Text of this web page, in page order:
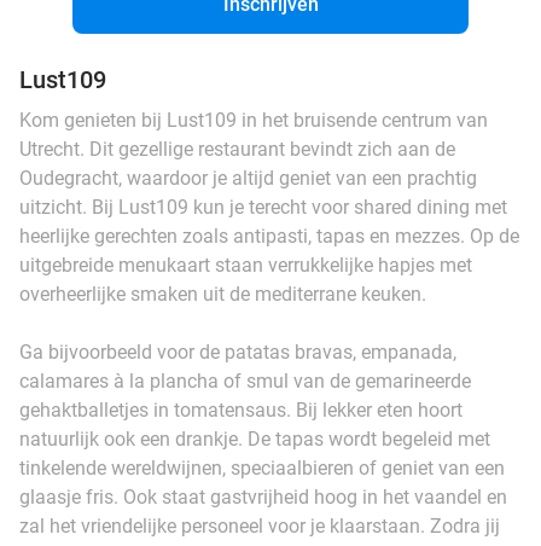
Lust109
Kom genieten bij Lust109 in het bruisende centrum van
Utrecht. Dit gezellige restaurant bevindt zich aan de
Oudegracht, waardoor je altijd geniet van een prachtig
uitzicht. Bij Lust109 kun je terecht voor shared dining met
heerlijke gerechten zoals antipasti, tapas en mezzes. Op de
uitgebreide menukaart staan verrukkelijke hapjes met
overheerlijke smaken uit de mediterrane keuken.
Ga bijvoorbeeld voor de patatas bravas, empanada,
calamares à la plancha of smul van de gemarineerde
gehaktballetjes in tomatensaus. Bij lekker eten hoort
natuurlijk ook een drankje. De tapas wordt begeleid met
tinkelende wereldwijnen, speciaalbieren of geniet van een
glaasje fris. Ook staat gastvrijheid hoog in het vaandel en
zal het vriendelijke personeel voor je klaarstaan. Zodra jij